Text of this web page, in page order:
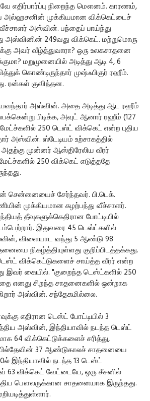
எதிர்பார்ப்பு நிறைந்த மௌனம். காரணம்,
அல்ஹசனின் முக்கியமான விக்கெட்டைச்
அஸ்வின். பந்தைப் பாய்ந்து
அஸ்வினின் 249வது விக்கெட். மற்றுமொரு
அவர் வீழ்த்துவாரா? ஒரு உலகசாதனை
மறுமுனையில் அடித்து ஆடி 4, 6
கொண்டிருந்தார் முஷ்ஃபிகுர் ரஹீம்.
ரன்கள் குவிந்தன.
அஸ்வின். அதை அடித்து ஆட ரஹீம்
பிடிக்க, அவுட் ஆனார் ரஹீம் (127
250 டெஸ்ட் விக்கெட் என்ற புதிய
அஸ்வின். ஸ்டேடியம் உற்சாகத்தில்
முன்னர் ஆஸ்திரேலிய வீரர்
250 விக்கெட் எடுத்ததே
சென்னையைச் சேர்ந்தவர். பி.டெக்.
முக்கியமான சுழற்பந்து வீச்சாளர்.
தீவுகளுக்கெதிரான போட்டியில்
இதுவரை 45 டெஸ்ட்களில்
விளையாட வந்து 5 ஆண்டு 98
நிகழ்த்தியுள்ளது குறிப்பிடத்தக்கது.
விக்கெட்டுகளைச் சாய்த்த வீரர் என்ற
இவர் கையில். "குறைந்த டெஸ்ட்களில் 250
எனது சிறந்த சாதனைகளில் ஒன்றாக
அஸ்வின். சந்தேகமில்லை.
எதிரான டெஸ்ட் போட்டியில் 3
அஸ்வின், இந்தியாவில் நடந்த டெஸ்ட்
64 விக்கெட்டுக்களைச் சரித்து,
37 ஆண்டுகாலச் சாதனையை
இந்தியாவில் நடந்த 13 டெஸ்ட்
63 விக்கெட் வேட்டையே, ஒரு சீசனில்
பௌலருக்கான சாதனையாக இருந்தது.